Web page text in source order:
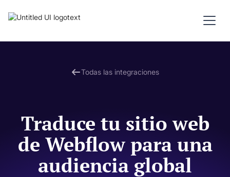
Todas las integraciones
Traduce tu sitio web
de Webflow para una
audiencia global